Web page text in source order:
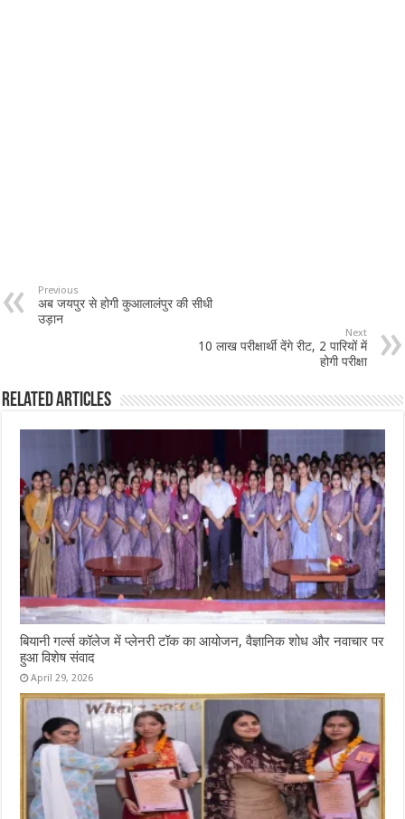
Previous
अब जयपुर से होगी कुआलालंपुर की सीधी
उड़ान
Next
10 लाख परीक्षार्थी देंगे रीट, 2 पारियों में
होगी परीक्षा
Related Articles
बियानी गर्ल्स कॉलेज में प्लेनरी टॉक का आयोजन, वैज्ञानिक शोध और नवाचार पर
हुआ विशेष संवाद
April 29, 2026